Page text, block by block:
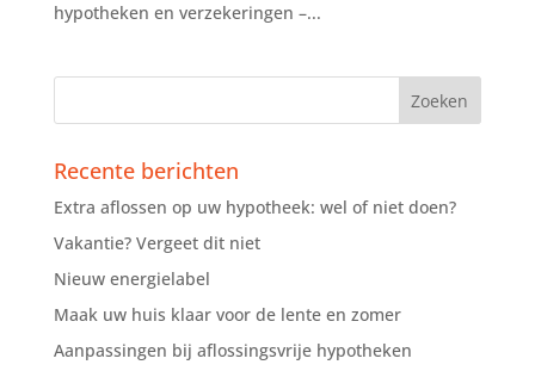
hypotheken en verzekeringen –...
Recente berichten
Extra aflossen op uw hypotheek: wel of niet doen?
Vakantie? Vergeet dit niet
Nieuw energielabel
Maak uw huis klaar voor de lente en zomer
Aanpassingen bij aflossingsvrije hypotheken